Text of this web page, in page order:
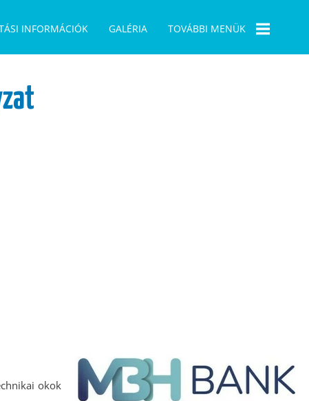
INFORMÁCIÓK GALÉRIA TOVÁBBI MENÜK
KÉPVISELŐ-TESTÜLET
okok